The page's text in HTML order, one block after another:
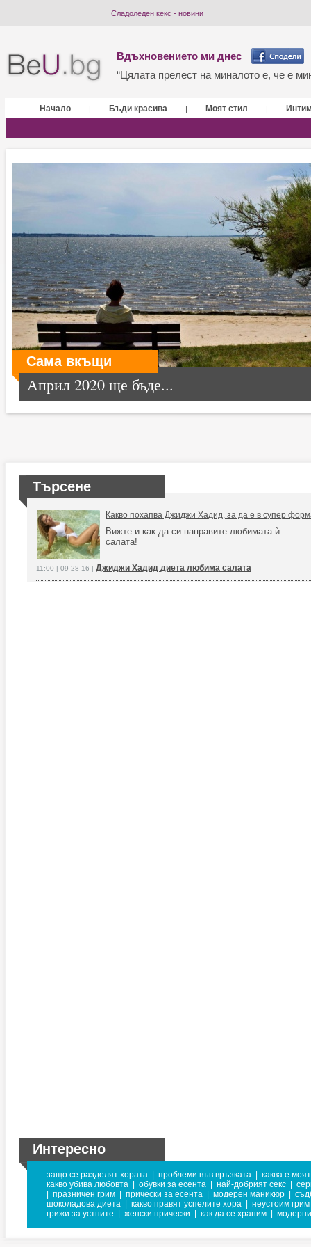
Сладоледен кекс - новини
Вдъхновението ми днес
“Цялата прелест на миналото е, че е
Начало | Бъди красива | Моят стил |
Сама вкъщи
Април 2020 ще бъде...
Търсене
Какво похапва Джиджи Хадид, за да е в супер
Вижте и как да си направите любимата ѝ
салата!
11:00 | 09-28-16 | Джиджи Хадид диета любима салата
Интересно
защо се разделят хората проблеми във връзката
каква е
какво убива любовта
обувки за есента най-добрият секс
празничен грим прически за есента модерен маникюр
шоколадова диета
какво правят успелите хора
неустоим грим
грижи за устните
женски прически как да се храним